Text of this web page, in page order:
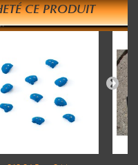
CE PRODUIT